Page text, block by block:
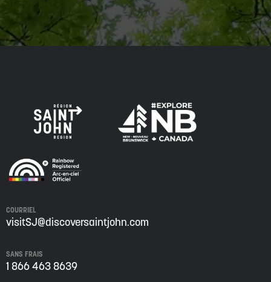
COURRIEL
visitSJ@discoversaintjohn.com
SANS FRAIS
1 866 463 8639